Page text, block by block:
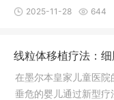
病，从代谢性疾病到
2025-11-28 644
线粒体移植疗法：
在墨尔本皇家儿童医
垂危的婴儿通过新型